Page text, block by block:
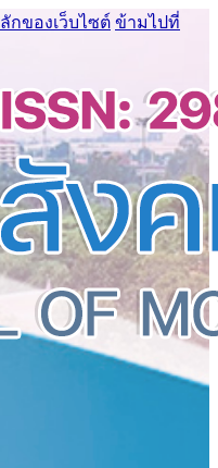
กของเว็บไซต์ ข้ามไปที่